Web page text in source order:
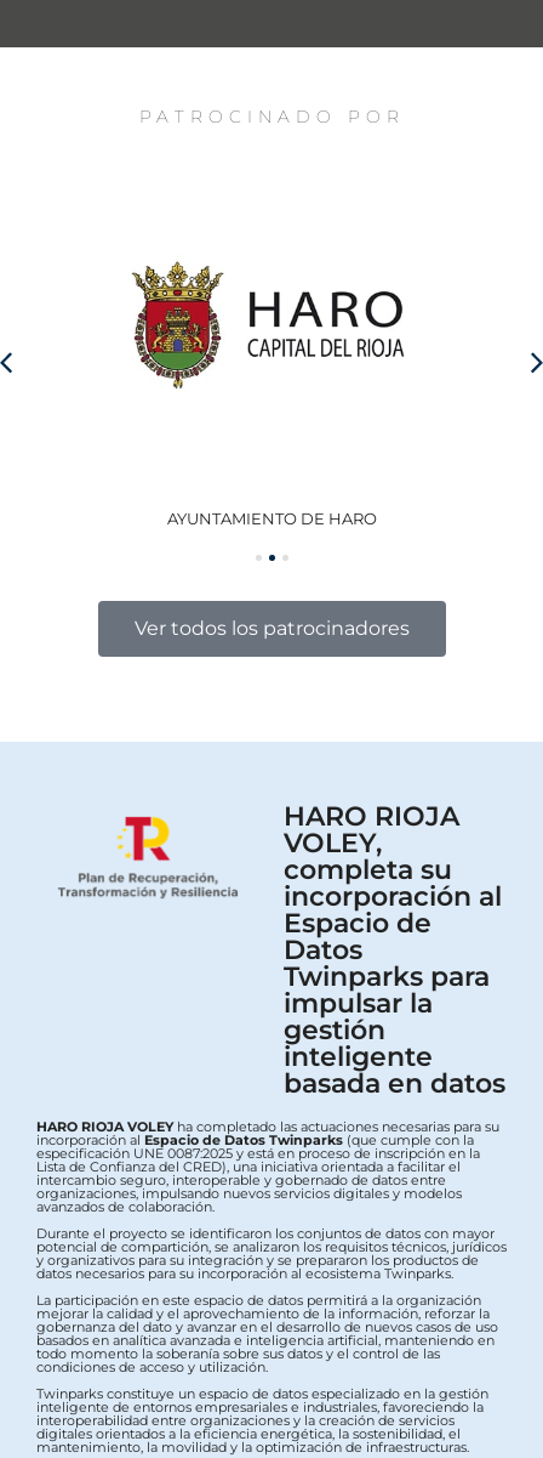
PATROCINADO POR
AYUNTAMIENTO DE HARO
Ver todos los patrocinadores
HARO RIOJA
VOLEY,
completa su
incorporación al
Espacio de
Datos
Twinparks para
impulsar la
gestión
inteligente
basada en datos
HARO RIOJA VOLEYha completado las actuaciones necesarias para su
incorporación al Espacio de Datos Twinparks (que cumple con la
especificación UNE 0087:2025 y está en proceso de inscripción en la
Lista de Confianza del CRED), una iniciativa orientada a facilitar el
intercambio seguro, interoperable y gobernado de datos entre
organizaciones, impulsando nuevos servicios digitales y modelos
avanzados de colaboración.
Durante el proyecto se identificaron los conjuntos de datos con mayor
potencial de compartición, se analizaron los requisitos técnicos, jurídicos
y organizativos para su integración y se prepararon los productos de
datos necesarios para su incorporación al ecosistema Twinparks.
La participación en este espacio de datos permitirá a la organización
mejorar la calidad y el aprovechamiento de la información, reforzar la
gobernanza del dato y avanzar en el desarrollo de nuevos casos de uso
basados en analítica avanzada e inteligencia artificial, manteniendo en
todo momento la soberanía sobre sus datos y el control de las
condiciones de acceso y utilización.
Twinparks constituye un espacio de datos especializado en la gestión
inteligente de entornos empresariales e industriales, favoreciendo la
interoperabilidad entre organizaciones y la creación de servicios
digitales orientados a la eficiencia energética, la sostenibilidad, el
mantenimiento, la movilidad y la optimización de infraestructuras.